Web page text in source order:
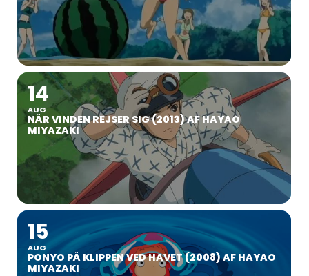
14
AUG
NÅR VINDEN REJSER SIG (2013) AF HAYAO
MIYAZAKI
15
AUG
PONYO PÅ KLIPPEN VED HAVET (2008) AF HAYAO
MIYAZAKI